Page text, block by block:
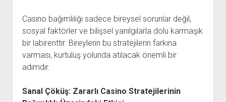
Casino bağımlılığı sadece bireysel sorunlar değil,
sosyal faktörler ve bilişsel yanılgılarla dolu karmaşık
bir labirenttir. Bireylerin bu stratejilerin farkına
varması, kurtuluş yolunda atılacak önemli bir
adımdır.
Sanal Çöküş: Zararlı Casino Stratejilerinin